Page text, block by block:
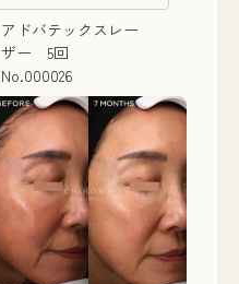
アドバテックスレー
ザー 5回
No.000026